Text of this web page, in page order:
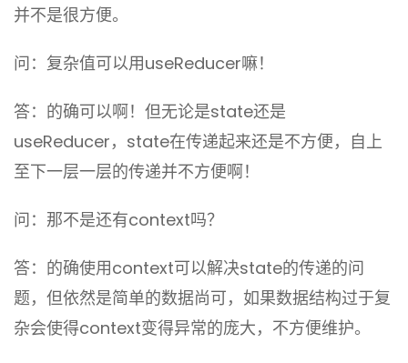
并不是很方便。
问：复杂值可以用useReducer嘛！
答：的确可以啊！但无论是state还是
useReducer，state在传递起来还是不方便，自上
至下一层一层的传递并不方便啊！
问：那不是还有context吗？
答：的确使用context可以解决state的传递的问
题，但依然是简单的数据尚可，如果数据结构过于复
杂会使得context变得异常的庞大，不方便维护。